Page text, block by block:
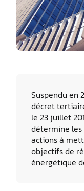
Suspendu en
décret
le 23 juillet
détermine les
actions à
objectifs de
énergétique